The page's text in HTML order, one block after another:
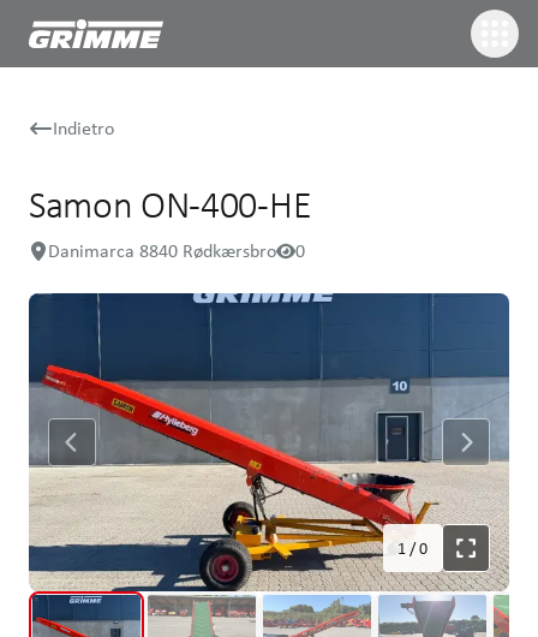
Indietro
Samon ON-400-HE
Danimarca 8840 Rødkærsbro 0
1/0